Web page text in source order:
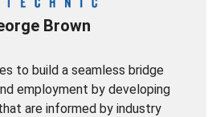
Brown
to build a seamless bridge
employment by developing
are informed by industry